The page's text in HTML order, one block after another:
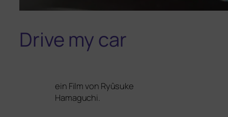
Drive my car
ein Film von Ryûsuke
Hamaguchi.